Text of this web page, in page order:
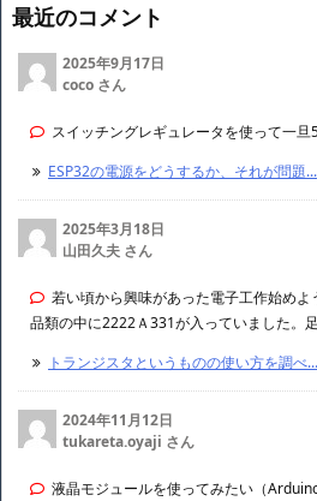
最近のコメント
2025年9月17日
coco さん
スイッチングレギュレータを使って一
ESP32の電源をどうするか、それが問題...
2025年3月18日
山田久夫 さん
若い頃から興味があった電子工作始め
品類の中に2222Ａ331が入っていました。
トランジスタというものの使い方を調べ...
2024年11月12日
tukareta.oyaji さん
液晶モジュールを使ってみたい（